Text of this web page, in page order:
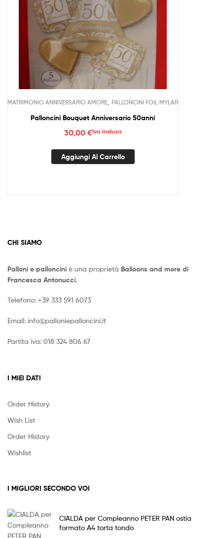
MATRIMONIO ANNIVERSARIO AMORE PALLONCINI FOIL MYLAR
Palloncini Bouquet Anniversario 50anni
30,00 €Iva inclusa
Aggiungi Al Carrello
CHI SIAMO
Palloni e palloncini è una proprietà Balloons and more di
Francesca Antonucci.
Telefono: +39 333 591 6073
Email: info@palloniepalloncini.it
Partita iva: 018 324 806 67
I MIEI DATI
Order History
Wish List
Order History
Wishlist
I MIGLIORI SECONDO VOI
CIALDA per Compleanno PETER PAN ostia
formato A4 torta tondo